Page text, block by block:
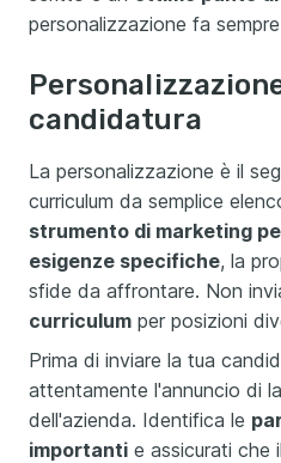
personalizzazione fa
candidatura
La personalizzazione è il
curriculum da semplice
strumento di marketing
esigenze specifiche, la
sfide da affrontare. Non
curriculum per posizioni
Prima di inviare la tua
attentamente l'annuncio di
dell'azienda. Identifica le
importanti e assicurati che